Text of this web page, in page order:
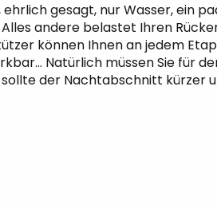
gesagt, nur Wasser, ein
andere belastet Ihren
können Ihnen an jedem
Natürlich müssen Sie für
der Nachtabschnitt kürzer